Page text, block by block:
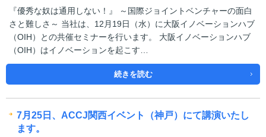
『優秀な奴は通用しない！』 ～国際ジョイントベンチャーの面白
さと難しさ～ 当社は、12月19日（水）に大阪イノベーションハブ
（OIH）との共催セミナーを行います。 大阪イノベーションハブ
（OIH）はイノベーションを起こす…
続きを読む
7月25日、ACCJ関西イベント（神戸）にて講演いたし
ます。